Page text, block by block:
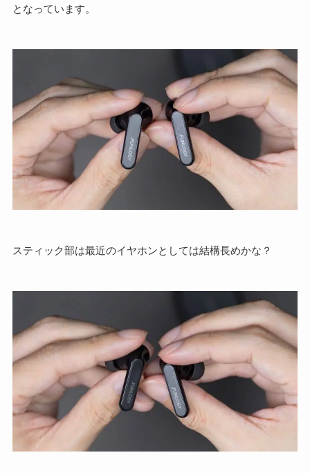
となっています。
スティック部は最近のイヤホンとしては結構長めかな？